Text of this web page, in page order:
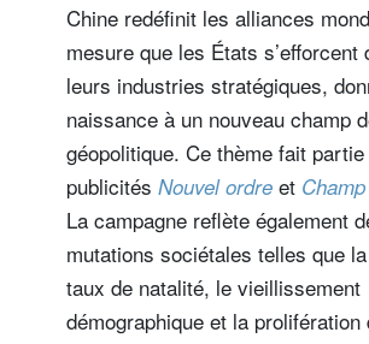
Chine redéfinit les alliances
mesure que les États s’efforcent
leurs industries stratégiques,
naissance à un nouveau champ
géopolitique. Ce thème fait
publicités Nouvel ordre et
La campagne reflète également
mutations sociétales telles que
taux de natalité, le vieillissement
démographique et la prolifération